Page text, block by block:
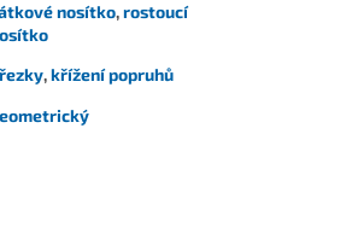
nosítko,rostoucí
,křížení popruhů